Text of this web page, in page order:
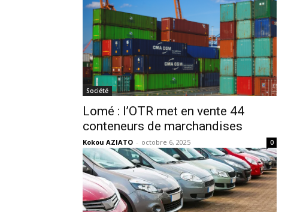
Société
Lomé : l’OTR met en vente 44
conteneurs de marchandises
Kokou AZIATO - octobre 6, 2025 0